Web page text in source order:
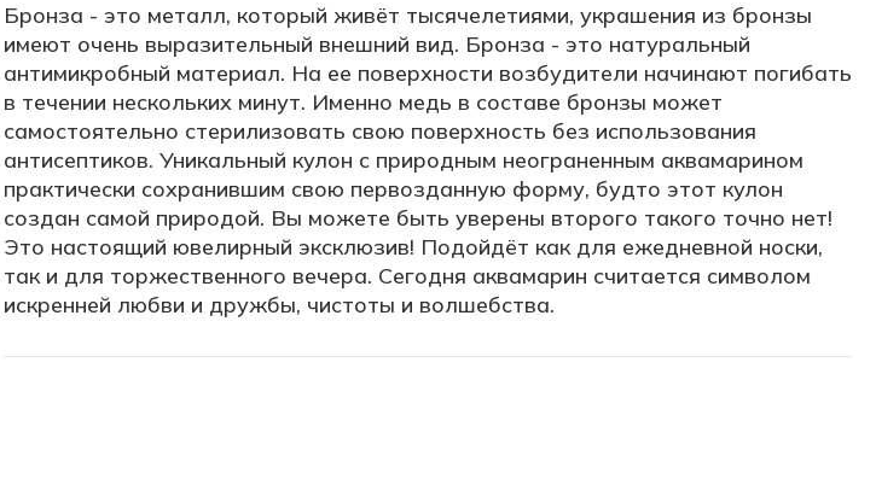
Бронза - это металл, который живёт тысячелетиями, украшения из бронзы
имеют очень выразительный внешний вид. Бронза - это натуральный
антимикробный материал. На ее поверхности возбудители начинают погибать
в течении нескольких минут. Именно медь в составе бронзы может
самостоятельно стерилизовать свою поверхность без использования
антисептиков. Уникальный кулон с природным неограненным аквамарином
практически сохранившим свою первозданную форму, будто этот кулон
создан самой природой. Вы можете быть уверены второго такого точно нет!
Это настоящий ювелирный эксклюзив! Подойдёт как для ежедневной носки,
так и для торжественного вечера. Сегодня аквамарин считается символом
искренней любви и дружбы, чистоты и волшебства.